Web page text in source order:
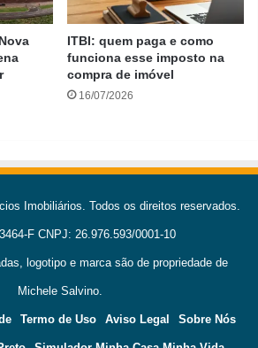
ITBI: quem paga e como
funciona esse imposto na
compra de imóvel
16/07/2026
Imobiliários. Todos os direitos reservados.
F CNPJ: 26.976.593/0001-10
logotipo e marca são de propriedade de
Michele Salvino.
Termo de Uso Aviso Legal Sobre Nós